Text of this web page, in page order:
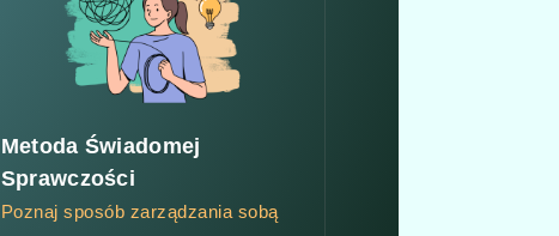
Metoda Świadomej
Sprawczości
Poznaj sposób zarządzania sobą